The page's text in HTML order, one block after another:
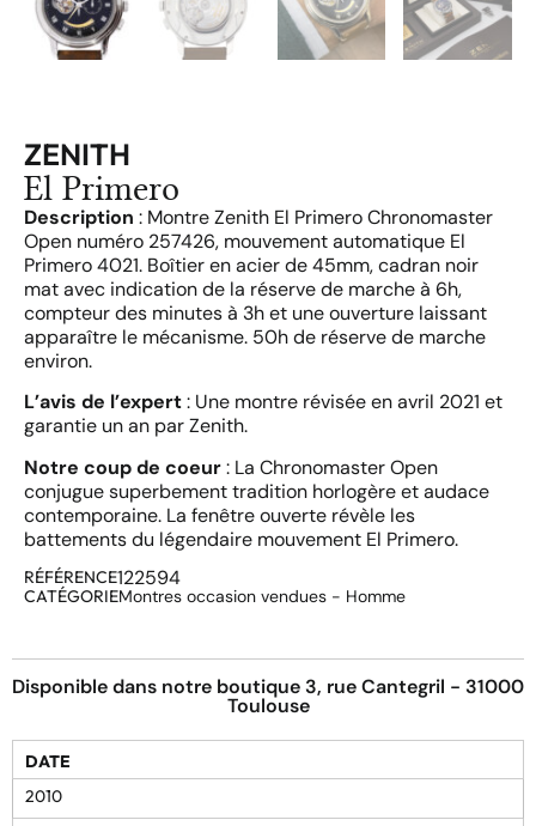
ZENITH
El Primero
Description : Montre Zenith El Primero Chronomaster
Open numéro 257426, mouvement automatique El
Primero 4021. Boîtier en acier de 45mm, cadran noir
mat avec indication de la réserve de marche à 6h,
compteur des minutes à 3h et une ouverture laissant
apparaître le mécanisme. 50h de réserve de marche
environ.
L’avis de l’expert: Une montre révisée en avril 2021 et
garantie un an par Zenith.
Notre coup de coeur: La Chronomaster Open
conjugue superbement tradition horlogère et audace
contemporaine. La fenêtre ouverte révèle les
battements du légendaire mouvement El Primero.
RÉFÉRENCE122594
CATÉGORIEMontres occasion vendues - Homme
Disponible dans notre boutique 3, rue Cantegril - 31000
Toulouse
DATE
2010